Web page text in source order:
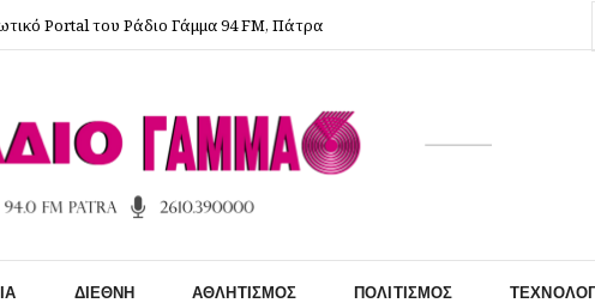
Portal του Ράδιο Γάμμα 94 FM, Πάτρα
ΔΙΕΘΝΉ ΑΘΛΗΤΙΣΜΌΣ ΠΟΛΙΤΙΣΜΌΣ